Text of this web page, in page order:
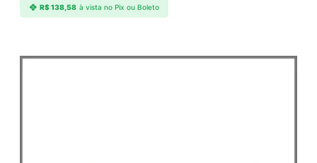
a
e
R$138,58 à vista no Pix ou Boleto